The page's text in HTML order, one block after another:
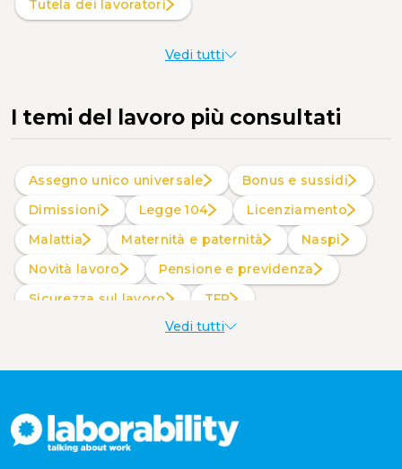
Tutela dei lavoratori
Vedi tutti
I temi del lavoro più consultati
Assegno unico universale
Bonus e sussidi
Dimissioni
Legge 104
Licenziamento
Malattia
Maternità e paternità
Naspi
Novità lavoro
Pensione e previdenza
Sicurezza sul lavoro
TFR
Vedi tutti